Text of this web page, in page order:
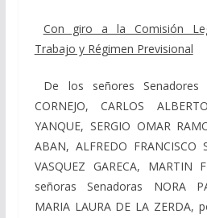
Con giro a la Comisión
Trabajo y Régimen Previsional
De los señores Senadores
CORNEJO, CARLOS
YANQUE, SERGIO OMAR
ABAN, ALFREDO FRANCISCO
VASQUEZ GARECA, MARTIN
señoras Senadoras NORA
MARIA LAURA DE LA ZERDA,